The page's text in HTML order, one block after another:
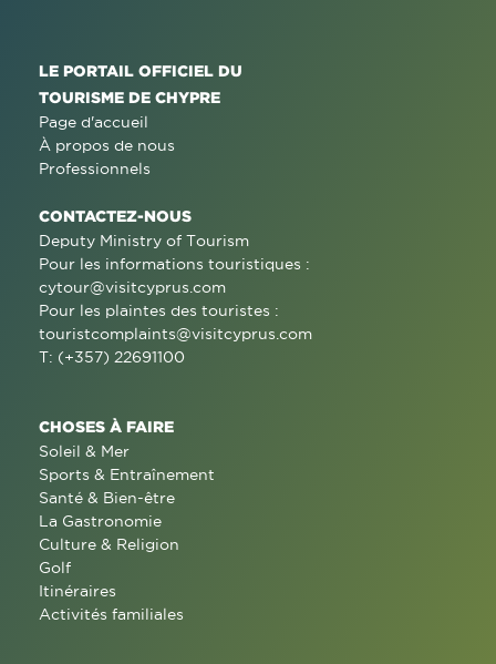
LE PORTAIL OFFICIEL DU
TOURISME DE CHYPRE
Page d'accueil
À propos de nous
Professionnels
CONTACTEZ-NOUS
Deputy Ministry of Tourism
Pour les informations touristiques :
cytour@visitcyprus.com
Pour les plaintes des touristes :
touristcomplaints@visitcyprus.com
T: (+357) 22691100
CHOSES À FAIRE
Soleil & Mer
Sports & Entraînement
Santé & Bien-être
La Gastronomie
Culture & Religion
Golf
Itinéraires
Activités familiales